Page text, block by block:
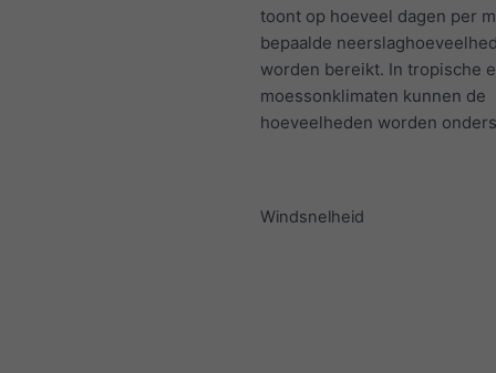
toont op hoeveel dagen per
bepaalde
worden bereikt. In tropische
moessonklimaten kunnen de
hoeveelheden worden
Windsnelheid